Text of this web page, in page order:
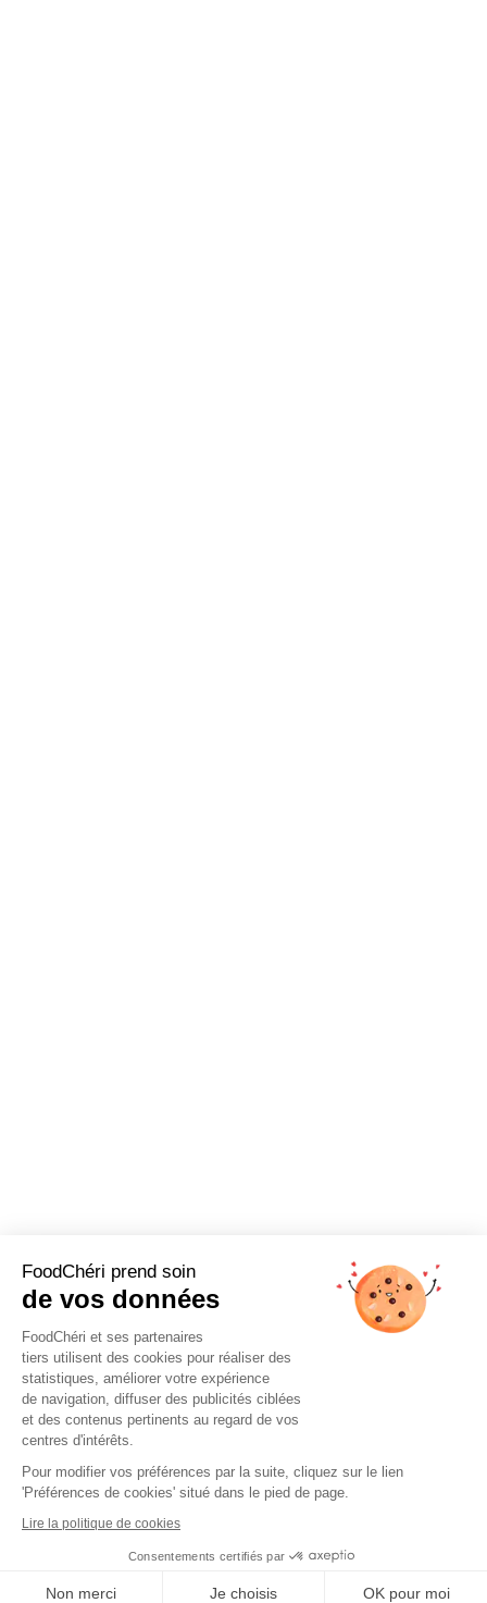
FoodChéri prend soin
de vos données
FoodChéri et ses partenaires
tiers utilisent des cookies pour réaliser des
statistiques, améliorer votre expérience
de navigation, diffuser des publicités ciblées
et des contenus pertinents au regard de vos
centres d'intérêts.
Pour modifier vos préférences par la suite, cliquez sur le lien
'Préférences de cookies' situé dans le pied de page.
Lire la politique de cookies
Consentements certifiés par
Non merci Je choisis OK pour moi